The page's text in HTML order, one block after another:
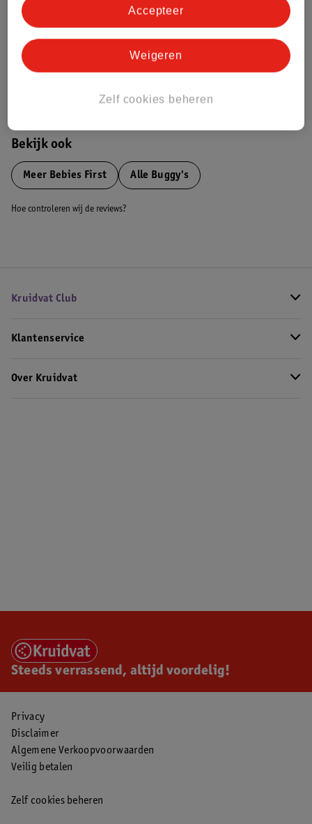
Dit product heeft (nog) geen Nature
Bestel & Bezorginformatie
Bekijk ook
Meer Bebies First Alle Buggy's
Hoe controleren wij de reviews?
Kruidvat Club
Klantenservice
Over Kruidvat
Steeds verrassend, altijd voordelig!
Privacy
Disclaimer
Algemene Verkoopvoorwaarden
Veilig betalen
Zelf cookies beheren
Zelf cookies beheren
Weigeren
Accepteer